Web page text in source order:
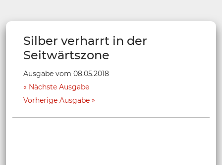
Silber verharrt in der
Seitwärtszone
Ausgabe vom 08.05.2018
Nächste Ausgabe
Vorherige Ausgabe